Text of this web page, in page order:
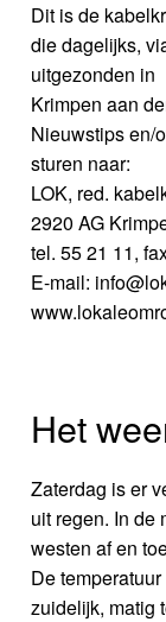
Dit is de
die dagelijks,
uitgezonden in
Krimpen aan
Nieuwstips en/
sturen naar:
LOK, red.
2920 AG
tel. 55 21 11,
E-mail:
Het
Zaterdag is er
uit regen. In de
westen af en
De
zuidelijk, matig